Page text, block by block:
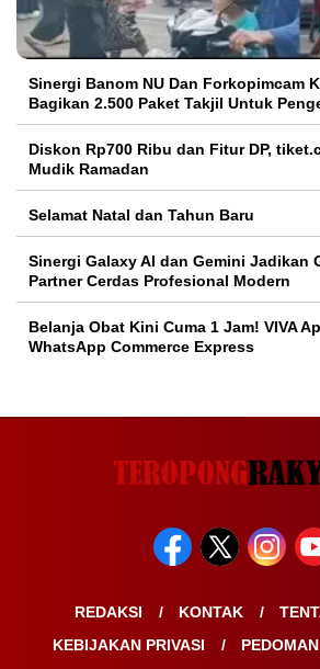
Sinergi Banom NU Dan Forkopimcam
Bagikan 2.500 Paket Takjil Untuk
Diskon Rp700 Ribu dan Fitur DP,
Mudik Ramadan
Selamat Natal dan Tahun Baru
Sinergi Galaxy AI dan Gemini Jadikan
Partner Cerdas Profesional Modern
Belanja Obat Kini Cuma 1 Jam! VIVA
WhatsApp Commerce Express
REDAKSI KONTAK
KEBIJAKAN PRIVASI